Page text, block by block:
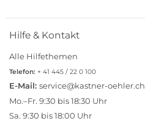
Hilfe & Kontakt
Alle Hilfethemen
Telefon: + 41 445 / 22 0 100
E-Mail: service@kastner-oehler.ch
Mo.–Fr. 9:30 bis 18:30 Uhr
Sa. 9:30 bis 18:00 Uhr